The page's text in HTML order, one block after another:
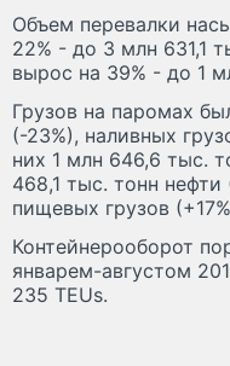
Объем перевалки
22% - до 3 млн 631,1
вырос на 39% - до 1
Грузов на паромах
(-23%), наливных
них 1 млн 646,6 тыс.
468,1 тыс. тонн
пищевых грузов
Контейнерооборот
январем-августом
235 TEUs.